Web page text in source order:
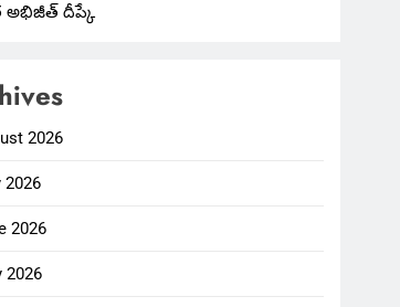
అభిజీత్ దీప్కే
2026
2026
2026
2026